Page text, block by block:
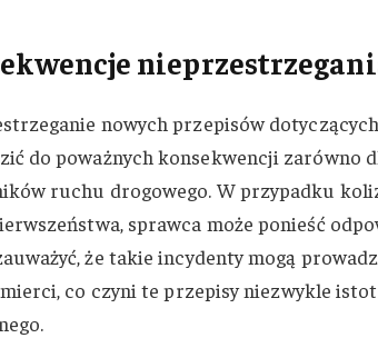
nowych przepisów
do poważnych konsekwencji zarówno
ruchu drogowego. W przypadku
sprawca może ponieść
że takie incydenty mogą
co czyni te przepisy niezwykle